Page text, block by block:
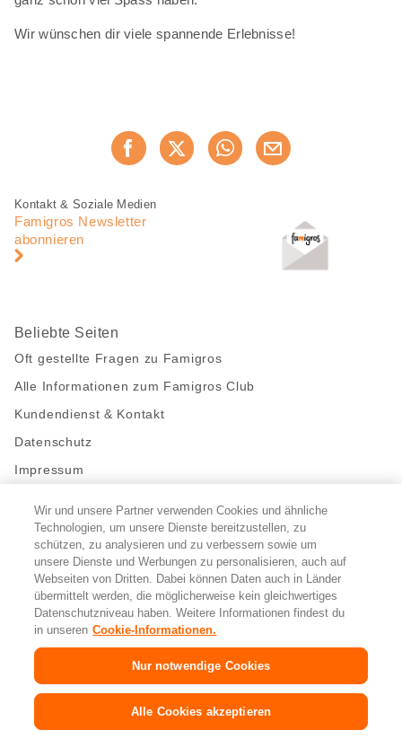
Wir wünschen dir viele spannende Erlebnisse!
Jetzt weiterempfehlen
Fusszeile
Fusszeile
Navigation
Kontakt & Soziale Medien
Famigros Newsletter
abonnieren
Beliebte Seiten
Oft gestellte Fragen zu Famigros
Alle Informationen zum Famigros Club
Kundendienst & Kontakt
Datenschutz
Impressum
Bleibe mit uns in Kontakt
Facebook
https://twitter.com/migros
https://www.youtube.com/user/
PinterestInstagram
Cookie-Einstellungen
© 2026 Migros-Genossenschafts-Bund
FR IT
Wir und unsere Partner verwenden Cookies und ähnliche
Technologien, um unsere Dienste bereitzustellen, zu
schützen, zu analysieren und zu verbessern sowie um
unsere Dienste und Werbungen zu personalisieren, auch auf
Webseiten von Dritten. Dabei können Daten auch in Länder
übermittelt werden, die möglicherweise kein gleichwertiges
Datenschutzniveau haben. Weitere Informationen findest du
in unseren Cookie-Informationen.
Nur notwendige Cookies
Alle Cookies akzeptieren